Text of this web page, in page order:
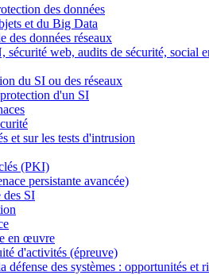
des données
et du Big Data
des données réseaux
web, audits de sécurité, social
du SI ou des réseaux
d'un SI
et sur les tests d'intrusion
(PKI)
persistante avancée)
des SI
en œuvre
d'activités (épreuve)
des systèmes : opportunités et